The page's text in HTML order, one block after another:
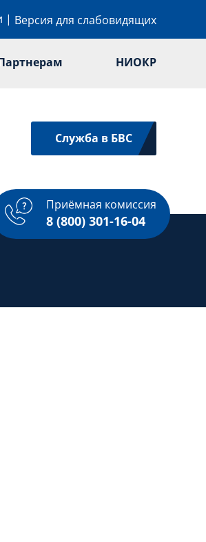
| Версия для слабовидящих
НИОКР
Служба в БВС
Приёмная комиссия
8 (800) 301-16-04
Спорт Услуги